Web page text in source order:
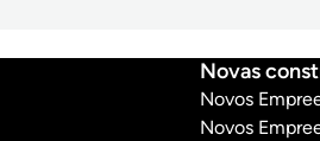
Novas
Novos
Novos